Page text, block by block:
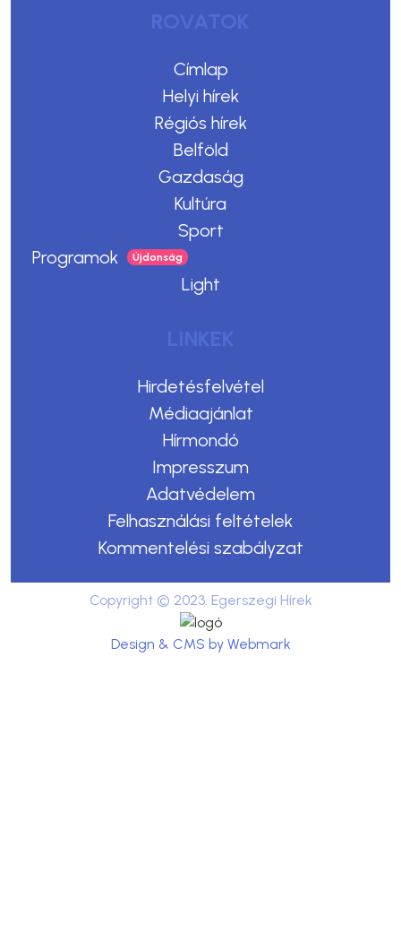
ROVATOK
Címlap
Helyi hírek
Régiós hírek
Belföld
Gazdaság
Kultúra
Sport
Programok
Light
LINKEK
Hirdetésfelvétel
Médiaajánlat
Hírmondó
Impresszum
Adatvédelem
Felhasználási feltételek
Kommentelési szabályzat
Copyright © 2023. Egerszegi Hírek
Design & CMS by Webmark